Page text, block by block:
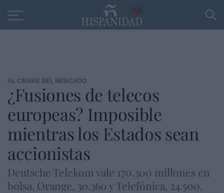
30
AL CIERRE DEL MERCADO
¿Fusiones de telecos
europeas? Imposible
mientras los Estados sean
accionistas
Deutsche Telekom vale 170.300 millones en
bolsa, Orange, 30.360 y Telefónica, 24.500.